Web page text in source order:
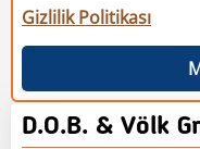
Gizlilik Politikası
D.O.B. & Völk